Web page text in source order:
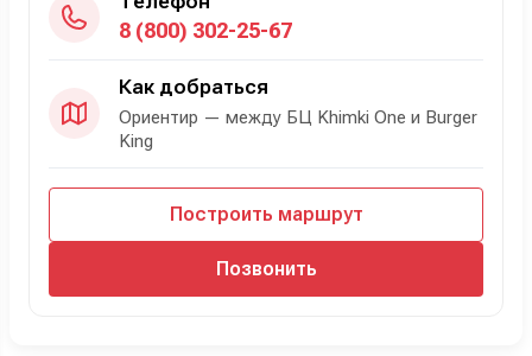
8 (800) 302-25-67
Как добраться
Ориентир — между БЦ Khimki One и Burger
King
Построить маршрут
Позвонить